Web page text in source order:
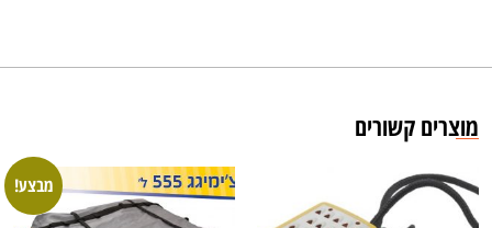
מוצרים קשורים
מבצע!